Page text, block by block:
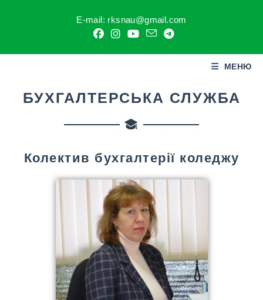
E-mail: rksnau@gmail.com
МЕНЮ
БУХГАЛТЕРСЬКА СЛУЖБА
Колектив бухгалтерії коледжу